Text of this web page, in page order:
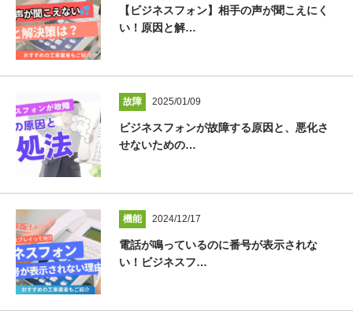
【ビジネスフォン】相手の声が聞こえにく
い！原因と解…
故障 2025/01/09
ビジネスフォンが故障する原因と、悪化さ
せないための…
機能 2024/12/17
電話が鳴っているのに番号が表示されな
い！ビジネスフ…